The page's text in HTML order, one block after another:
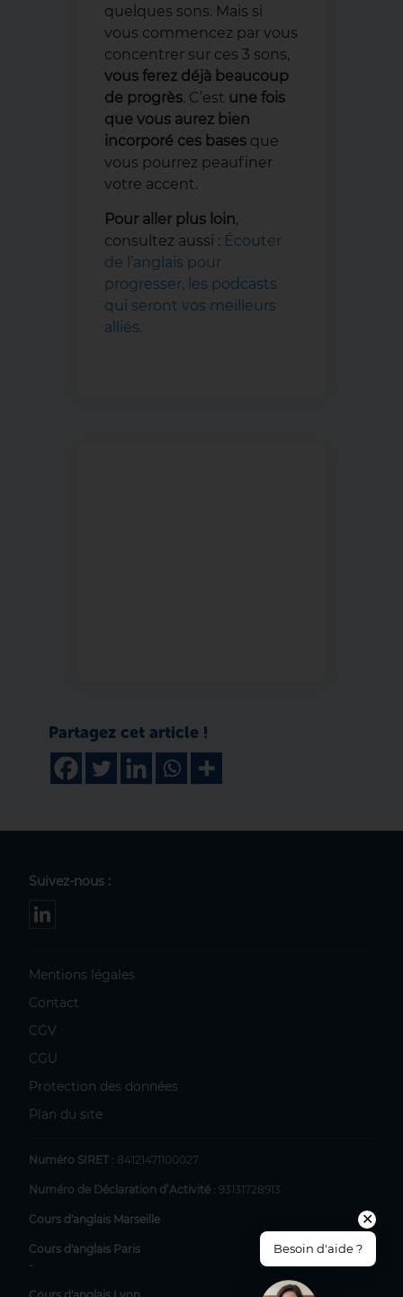
quelques sons. Mais si
vous commencez par vous
concentrer sur ces 3 sons,
vous ferez déjà beaucoup
de progrès. C’est une fois
que vous aurez bien
incorporé ces bases que
vous pourrez peaufiner
votre accent.
Pour aller plus loin,
consultez aussi : Écouter
de l’anglais pour
progresser, les podcasts
qui seront vos meilleurs
alliés.
Numéro SIRET : 84121471100027
Numéro de Déclaration d’Activité : 93131728913
Cours d'anglais Marseille
Cours d'anglais Paris
-
Mentions légales
Contact
CGV
CGU
Protection des données
Plan du site
Suivez-nous :
✕
Besoin d'aide ?